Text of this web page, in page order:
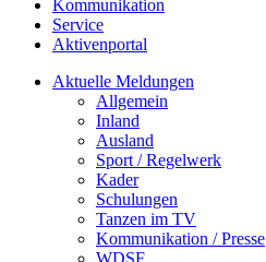
Kommunikation
Service
Aktivenportal
Aktuelle Meldungen
Allgemein
Inland
Ausland
Sport / Regelwerk
Kader
Schulungen
Tanzen im TV
Kommunikation / Presse
WDSF